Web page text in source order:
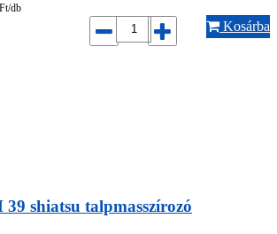
db
Kosárba
shiatsu talpmasszírozó